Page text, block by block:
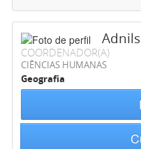
COORDENADOR(A)
CIÊNCIAS HUMANAS
Geografia